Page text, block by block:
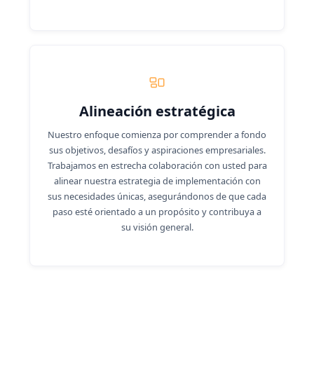
Alineación estratégica
Nuestro enfoque comienza por comprender a fondo
sus objetivos, desafíos y aspiraciones empresariales.
Trabajamos en estrecha colaboración con usted para
alinear nuestra estrategia de implementación con
sus necesidades únicas, asegurándonos de que cada
paso esté orientado a un propósito y contribuya a
su visión general.